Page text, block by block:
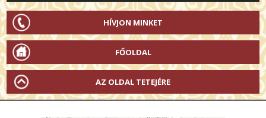
HÍVJON MINKET
FŐOLDAL
AZ OLDAL TETEJÉRE